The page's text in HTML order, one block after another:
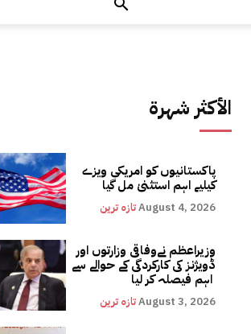
الأكثر شهرة
پاکستانیوں کو امریکی ویزے
کیلیے اہم استثنیٰ مل گیا
تازہ ترینAugust 4, 2026
وزیراعظم نےوفاقی وزارتوں اور
ڈویژنز کی کارکردگی کے حوالے سے
تازہ ترینAugust 3, 2026